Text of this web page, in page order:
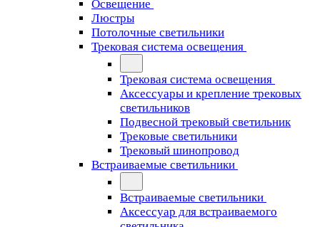
Освещение
Люстры
Потолочные светильники
Трековая система освещения
Трековая система освещения
Аксессуары и крепление трековых
светильников
Подвесной трековый светильник
Трековые светильники
Трековый шинопровод
Встраиваемые светильники
Встраиваемые светильники
Аксессуар для встраиваемого